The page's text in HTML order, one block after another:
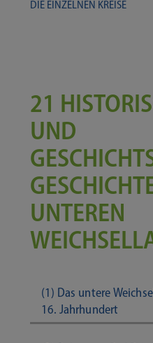
DIE EIN­ZEL­NEN KREISE
21
UND
UNTEREN
(1) Das untere
16. Jahrhundert